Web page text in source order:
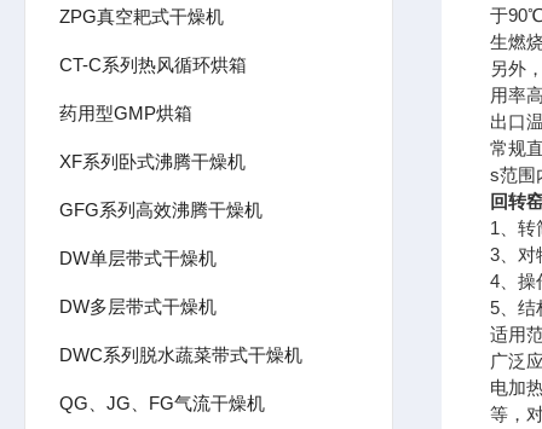
ZPG真空耙式干燥机
CT-C系列热风循环烘箱
药用型GMP烘箱
XF系列卧式沸腾干燥机
GFG系列高效沸腾干燥机
DW单层带式干燥机
DW多层带式干燥机
DWC系列脱水蔬菜带式干燥机
QG、JG、FG气流干燥机
于
生燃
另外
用率
出口
常规
s范围
回转
1、转
3、对
4、操
5、结
适用
广泛
电加
等，